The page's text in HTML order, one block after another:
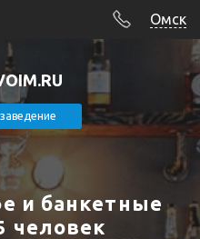
Омск
и банкетные
человек